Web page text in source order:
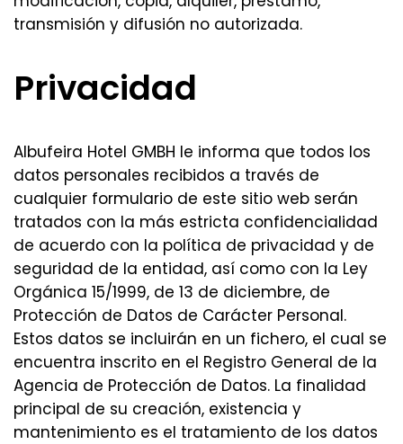
transmisión y difusión no autorizada.
Privacidad
Albufeira Hotel GMBH le informa que todos los
datos personales recibidos a través de
cualquier formulario de este sitio web serán
tratados con la más estricta confidencialidad
de acuerdo con la política de privacidad y de
seguridad de la entidad, así como con la Ley
Orgánica 15/1999, de 13 de diciembre, de
Protección de Datos de Carácter Personal.
Estos datos se incluirán en un fichero, el cual se
encuentra inscrito en el Registro General de la
Agencia de Protección de Datos. La finalidad
principal de su creación, existencia y
mantenimiento es el tratamiento de los datos